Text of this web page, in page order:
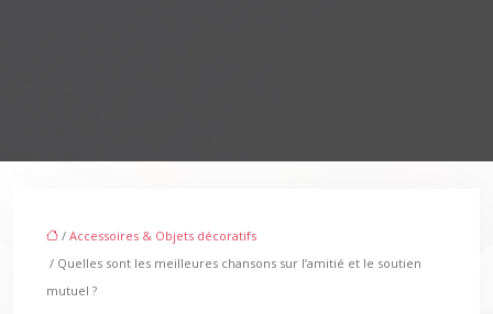
/ Accessoires & Objets décoratifs
/ Quelles sont les meilleures chansons sur l’amitié et le soutien
mutuel ?